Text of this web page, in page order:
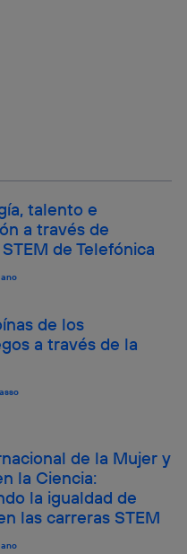
talento e
a través de
de Telefónica
de los
a través de la
de la Mujer y
la Ciencia:
la igualdad de
las carreras STEM